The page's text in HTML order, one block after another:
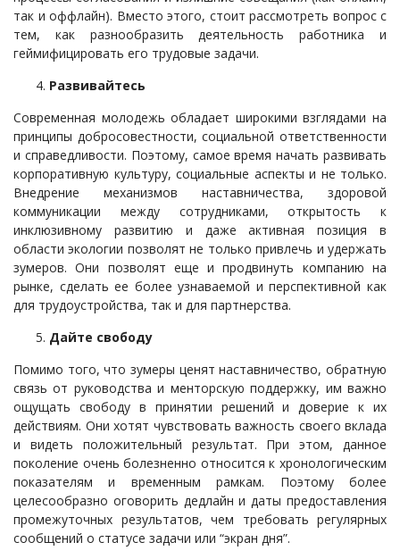
так и оффлайн). Вместо этого, стоит рассмотреть вопрос с
тем, как разнообразить деятельность работника и
геймифицировать его трудовые задачи.
Развивайтесь
Современная молодежь обладает широкими взглядами на
принципы добросовестности, социальной ответственности
и справедливости. Поэтому, самое время начать развивать
корпоративную культуру, социальные аспекты и не только.
Внедрение механизмов наставничества, здоровой
коммуникации между сотрудниками, открытость к
инклюзивному развитию и даже активная позиция в
области экологии позволят не только привлечь и удержать
зумеров. Они позволят еще и продвинуть компанию на
рынке, сделать ее более узнаваемой и перспективной как
для трудоустройства, так и для партнерства.
Дайте свободу
Помимо того, что зумеры ценят наставничество, обратную
связь от руководства и менторскую поддержку, им важно
ощущать свободу в принятии решений и доверие к их
действиям. Они хотят чувствовать важность своего вклада
и видеть положительный результат. При этом, данное
поколение очень болезненно относится к хронологическим
показателям и временным рамкам. Поэтому более
целесообразно оговорить дедлайн и даты предоставления
промежуточных результатов, чем требовать регулярных
сообщений о статусе задачи или “экран дня”.